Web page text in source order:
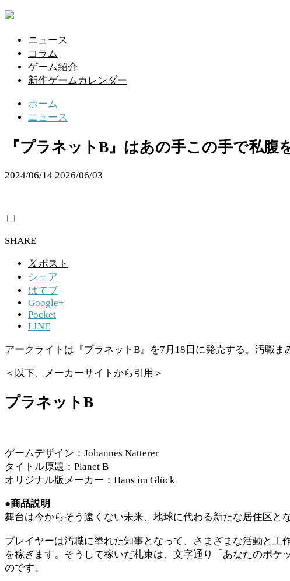
ニュース
コラム
ゲーム紹介
新作ゲームカレンダー
ホーム
ニュース
『プラネットB』はあの手この手で私
2024/06/14 2026/06/03
SHARE
𝕏 ポスト
シェア
はてブ
Google+
Pocket
LINE
アークライトは『プラネットB』を7月18日に発売する。汚職
＜以下、メーカーサイトから引用＞
プラネットB
ゲームデザイン：Johannes Natterer
タイトル原題：Planet B
オリジナル版メーカー：Hans im Glück
●商品説明
舞台は今からそう遠くない未来、地球に代わる新たな居住区と
プレイヤーは汚職に塗れた知事となって、さまざまな活動と
を稼ぎます。そうして稼いだ札束は、文字通り「あなたのポ
のです。